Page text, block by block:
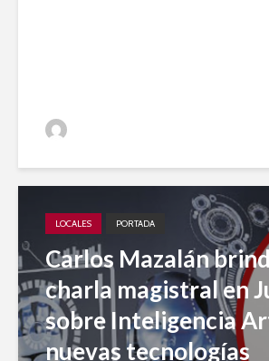
LOCALES PORTADA
Carlos Mazalán
charla magistral en
sobre Inteligencia
nuevas tecnologías